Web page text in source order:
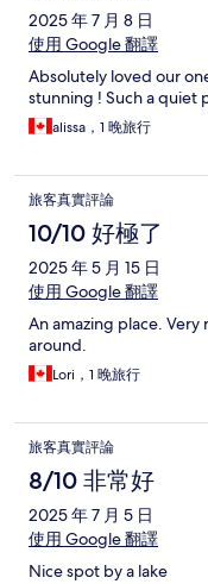
2025 年 7 月 8 日
使用 Google 翻譯
Absolutely loved our
stunning ! Such a quiet
alissa，1 晚旅行
旅客真實評論
10/10 好極了
2025 年 5 月 15 日
使用 Google 翻譯
An amazing place.
around.
Lori，1 晚旅行
旅客真實評論
8/10 非常好
2025 年 7 月 5 日
使用 Google 翻譯
Nice spot by a lake